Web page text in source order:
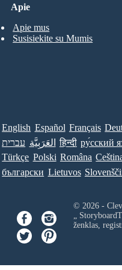
Apie
Apie mus
Susisiekite su Mumis
English Español Français
עברית العَرَبِيَّة हिन्दी ру́сский
Türkçe Polski Româna
български Lietuvos
© 2026 -
„
ženklas,